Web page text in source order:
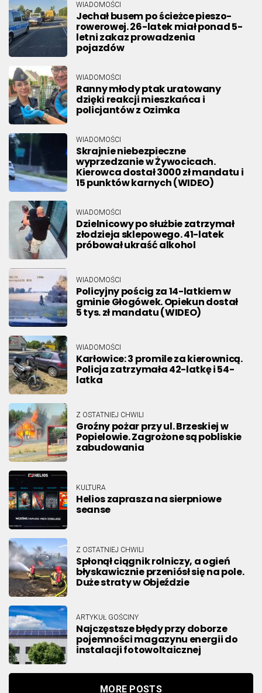
WIADOMOŚCI
Jechał busem po ścieżce pieszo-
rowerowej. 26-latek miał ponad 5-
letni zakaz prowadzenia
pojazdów
WIADOMOŚCI
Ranny młody ptak uratowany
dzięki reakcji mieszkańca i
policjantów z Ozimka
WIADOMOŚCI
Skrajnie niebezpieczne
wyprzedzanie w Żywocicach.
Kierowca dostał 3000 zł mandatu i
15 punktów karnych (WIDEO)
WIADOMOŚCI
Dzielnicowy po służbie zatrzymał
złodzieja sklepowego. 41-latek
próbował ukraść alkohol
WIADOMOŚCI
Policyjny pościg za 14-latkiem w
gminie Głogówek. Opiekun dostał
5 tys. zł mandatu (WIDEO)
WIADOMOŚCI
Karłowice: 3 promile za kierownicą.
Policja zatrzymała 42-latkę i 54-
latka
Z OSTATNIEJ CHWILI
Groźny pożar przy ul. Brzeskiej w
Popielowie. Zagrożone są pobliskie
zabudowania
KULTURA
Helios zaprasza na sierpniowe
seanse
Z OSTATNIEJ CHWILI
Spłonął ciągnik rolniczy, a ogień
błyskawicznie przeniósł się na pole.
Duże straty w Objeździe
ARTYKUŁ GOŚCINY
Najczęstsze błędy przy doborze
pojemności magazynu energii do
instalacji fotowoltaicznej
MORE POSTS